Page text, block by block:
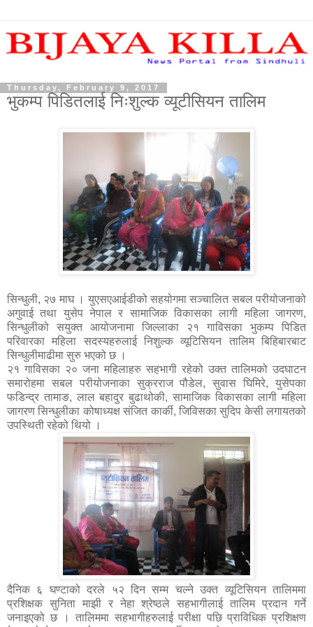
Thursday, February 9, 2017
भुकम्प पिडितलाई निःशुल्क व्यूटीसियन तालिम
सिन्धुली, २७ माघ । युएसएआईडीको सहयोगमा सञ्चालित सबल परीयोजनाको
अगुवाई तथा युसेप नेपाल र सामाजिक विकासका लागी महिला जागरण,
सिन्धुलीको सयुक्त आयोजनामा जिल्लाका २१ गाविसका भुकम्प पिडित
परिवारका महिला सदस्यहरुलाई निशुल्क व्यूटिसियन तालिम बिहिबारबाट
सिन्धुलीमाढीमा सुरु भएको छ ।
२१ गाविसका २० जना महिलाहरु सहभागी रहेको उक्त तालिमको उदघाटन
समारोहमा सबल परीयोजनाका सुक्रराज पौडेल, सुवास घिमिरे, युसेपका
फडिन्द्र तामाङ, लाल बहादुर बुढाथोकी, सामाजिक विकासका लागी महिला
जागरण सिन्धुलीका कोषाध्यक्ष संजित कार्की, जिविसका सुदिप केसी लगायतको
उपस्थिती रहेको थियो ।
दैनिक ६ घण्टाको दरले ५२ दिन सम्म चल्ने उक्त व्यूटिसियन तालिममा
प्रशिक्षक सुनिता माझी र नेहा श्रेष्ठले सहभागीलाई तालिम प्रदान गर्ने
जनाइएको छ । तालिममा सहभागीहरुलाई परीक्षा पछि प्राविधिक प्रशिक्षण